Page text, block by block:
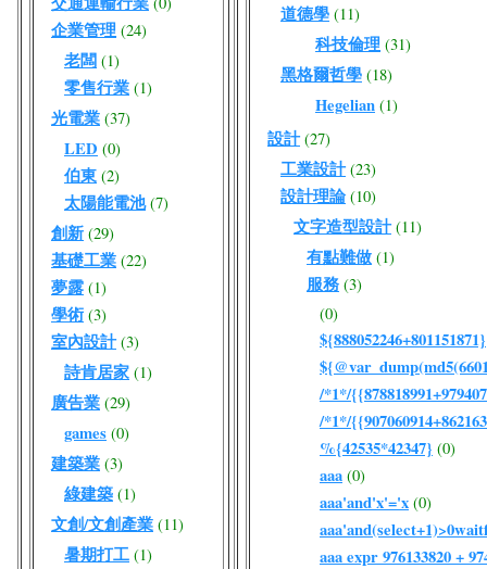
企業管理 (24)
老闆 (1)
零售行業 (1)
光電業 (37)
LED (0)
伯東 (2)
太陽能電池 (7)
創新 (29)
基礎工業 (22)
夢露 (1)
學術 (3)
室內設計 (3)
詩肯居家 (1)
廣告業 (29)
games (0)
建築業 (3)
綠建築 (1)
文創/文創產業 (11)
暑期打工 (1)
道德學 (11)
科技倫理 (31)
黑格爾哲學 (18)
Hegelian (1)
設計 (27)
工業設計 (23)
設計理論 (10)
文字造型設計 (11)
有點難做 (1)
服務 (3)
(0)
${888052246+801151871}
/*1*/
/*1*/
%{42535*42347} (0)
aaa (0)
aaa'and'x'='x (0)
aaa expr 976133820 +